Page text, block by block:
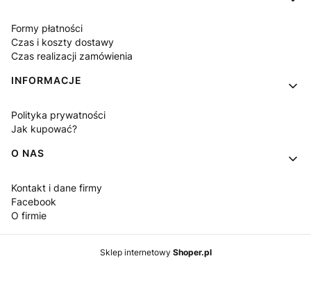
Formy płatności
Czas i koszty dostawy
Czas realizacji zamówienia
INFORMACJE
Polityka prywatności
Jak kupować?
O NAS
Kontakt i dane firmy
Facebook
O firmie
Sklep internetowy Shoper.pl